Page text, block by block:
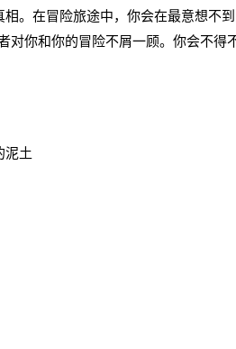
。在冒险旅途中，你会在最意想不
对你和你的冒险不屑一顾。你会不得
土